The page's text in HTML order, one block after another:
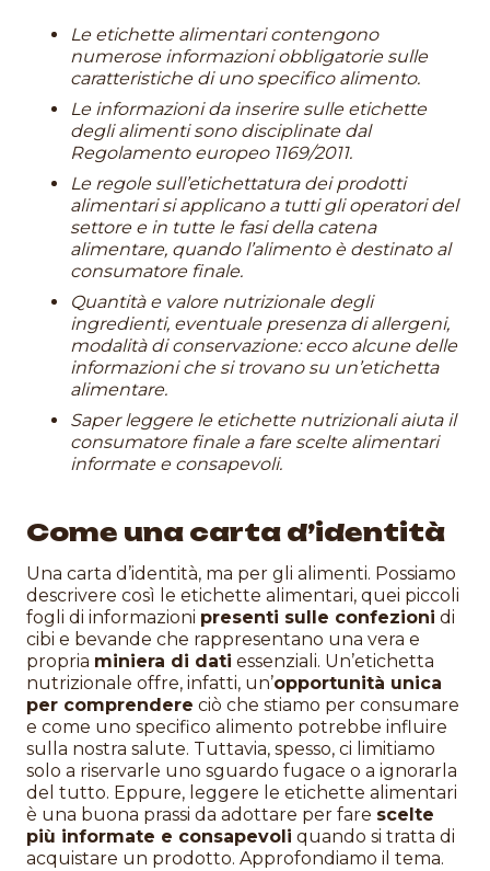
Le etichette alimentari contengono
numerose informazioni obbligatorie sulle
caratteristiche di uno specifico alimento.
Le informazioni da inserire sulle etichette
degli alimenti sono disciplinate dal
Regolamento europeo 1169/2011.
Le regole sull’etichettatura dei prodotti
alimentari si applicano a tutti gli operatori del
settore e in tutte le fasi della catena
alimentare, quando l’alimento è destinato al
consumatore finale.
Quantità e valore nutrizionale degli
ingredienti, eventuale presenza di allergeni,
modalità di conservazione: ecco alcune delle
informazioni che si trovano su un’etichetta
alimentare.
Saper leggere le etichette nutrizionali aiuta il
consumatore finale a fare scelte alimentari
informate e consapevoli.
Come una carta d’identità
Una carta d’identità, ma per gli alimenti. Possiamo
descrivere così le etichette alimentari, quei piccoli
fogli di informazioni presenti sulle confezioni di
cibi e bevande che rappresentano una vera e
propria miniera di dati essenziali. Un’etichetta
nutrizionale offre, infatti, un’opportunità unica
per comprendere ciò che stiamo per consumare
e come uno specifico alimento potrebbe influire
sulla nostra salute. Tuttavia, spesso, ci limitiamo
solo a riservarle uno sguardo fugace o a ignorarla
del tutto. Eppure, leggere le etichette alimentari
è una buona prassi da adottare per fare scelte
più informate e consapevoli quando si tratta di
acquistare un prodotto. Approfondiamo il tema.